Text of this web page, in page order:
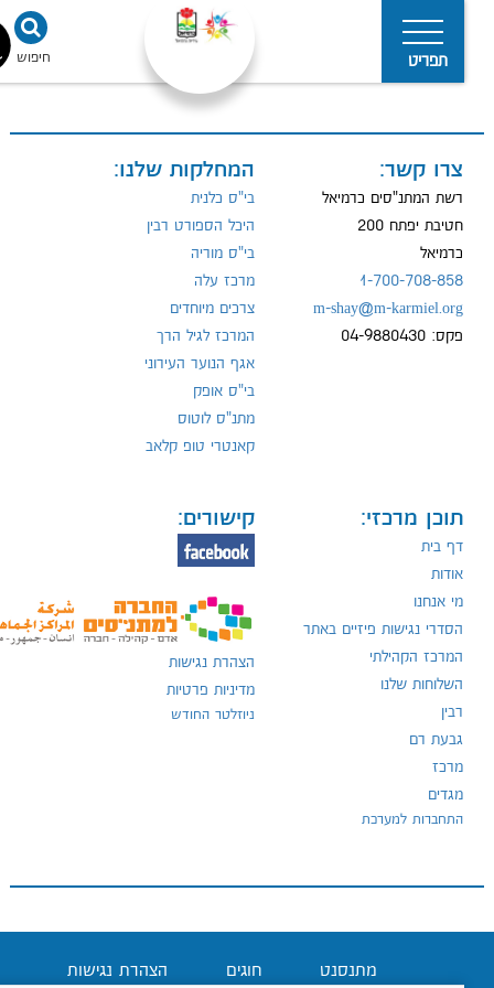
תפריט חיפוש
צרו קשר:
רשת המתנ"סים כרמיאל
חטיבת יפתח 200
כרמיאל
1-700-708-858
m-shay@m-karmiel.org
פקס: 04-9880430
המחלקות שלנו:
בי"ס כלנית
היכל הספורט רבין
בי"ס מוריה
מרכז עלה
צרכים מיוחדים
המרכז לגיל הרך
אגף הנוער העירוני
בי"ס אופק
מתנ"ס לוטוס
קאנטרי טופ קלאב
תוכן מרכזי:
דף בית
אודות
מי אנחנו
הסדרי נגישות פיזיים באתר
המרכז הקהילתי
השלוחות שלנו
גבעת רם
מרכז
מגדים
התחברות למערכת
קישורים:
הצהרת נגישות
מדיניות פרטיות
ניוזלטר החודש
מתנסנט חוגים הצהרת נגישות